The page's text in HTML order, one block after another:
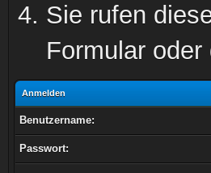
Sie rufen
Formular
Anmelden
Benutzername:
Passwort: